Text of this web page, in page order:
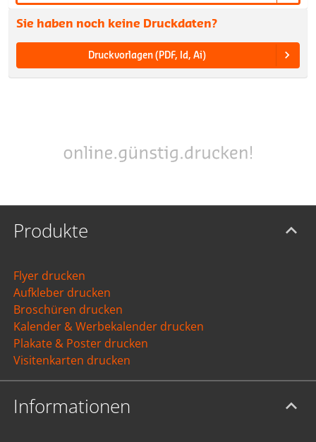
Sie haben noch keine Druckdaten?
Druckvorlagen (PDF, Id, Ai)
Produkte
Flyer drucken
Aufkleber drucken
Broschüren drucken
Kalender & Werbekalender drucken
Plakate & Poster drucken
Visitenkarten drucken
Informationen